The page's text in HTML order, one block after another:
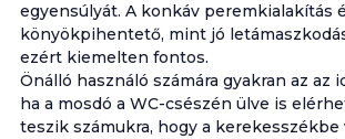
egyensúlyát. A konkáv peremkialakítás
könyökpihentető, mint jó
ezért kiemelten fontos.
Önálló használó számára gyakran az az
ha a mosdó a WC-csészén ülve is
teszik számukra, hogy a